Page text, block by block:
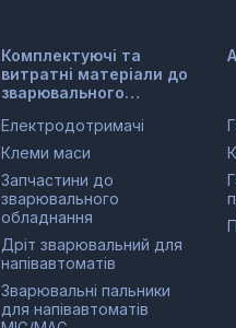
Комплектуючі та
витратні матеріали до
зварювального
Електродотримачі
Клеми маси
Запчастини до
зварювального
обладнання
Дріт зварювальний для
напівавтоматів
Зварювальні пальники
для напівавтоматів